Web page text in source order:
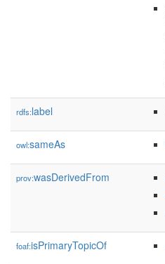
rdfs:label
owl:sameAs
prov:wasDerivedFrom
foaf:isPrimaryTopicOf